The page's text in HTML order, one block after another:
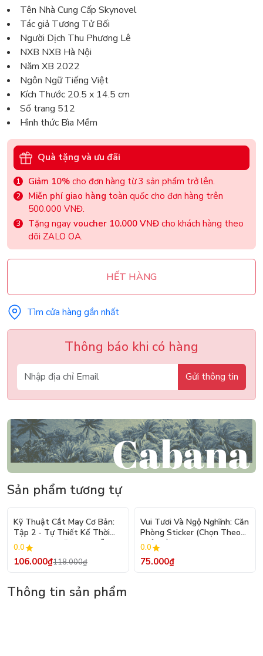
Tên Nhà Cung Cấp Skynovel
Tác giả Tương Tử Bối
Người Dịch Thu Phương Lê
NXB NXB Hà Nội
Năm XB 2022
Ngôn Ngữ Tiếng Việt
Kích Thước 20.5 x 14.5 cm
Số trang 512
Hình thức Bìa Mềm
Quà tặng và ưu đãi
Giảm 10% cho đơn hàng từ 3 sản phẩm trở lên.
Miễn phí giao hàng toàn quốc cho đơn hàng trên
500.000 VNĐ.
Tặng ngay voucher 10.000 VNĐ cho khách hàng theo
dõi ZALO OA.
HẾT HÀNG
Tìm cửa hàng gần nhất
Thông báo khi có hàng
Gửi thông tin
Sản phẩm tương tự
- 10%
Kỹ Thuật Cắt May Cơ Bản:
Tập 2 - Tự Thiết Kế Thời
Trang Nam Nữ - Tạo Mẫu
Rập - Kỹ Thuật Nhảy Size
0.0
106.000₫118.000₫
Vui Tươi Và Ngộ Nghĩnh: Căn
Phòng Sticker (Chọn Theo
Chủ Đề) - Hơn 250 Sticker
0.0
75.000₫
Thông tin sản phẩm